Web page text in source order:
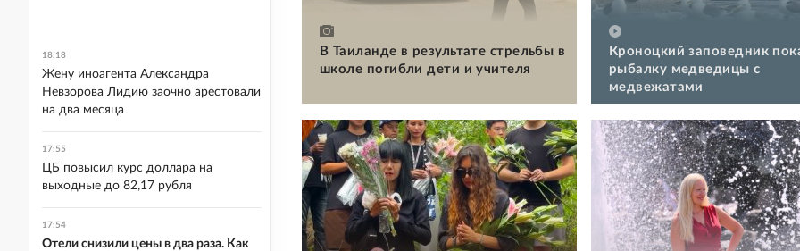
В Таиланде в результате стрельбы в
школе погибли дети и учителя
Кроноцкий заповедник
рыбалку медведицы с
медвежатами
18:18
Жену иноагента Александра
Невзорова Лидию заочно арестовали
на два месяца
17:55
ЦБ повысил курс доллара на
выходные до 82,17 рубля
17:54
Отели снизили цены в два раза. Как